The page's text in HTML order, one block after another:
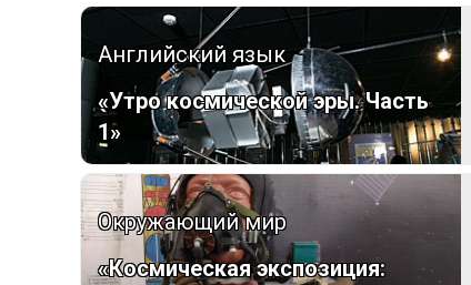
Английский язык
«Утро космической эры. Часть
1»
Окружающий мир
«Космическая экспозиция: